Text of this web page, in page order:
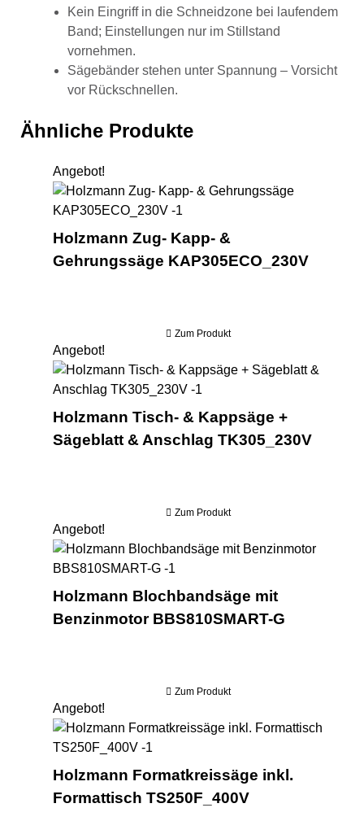
Kein Eingriff in die Schneidzone bei laufendem
Band; Einstellungen nur im Stillstand
vornehmen.
Sägebänder stehen unter Spannung – Vorsicht
vor Rückschnellen.
Ähnliche Produkte
Angebot!
Holzmann Zug- Kapp- &
Gehrungssäge KAP305ECO_230V
Zum Produkt
Angebot!
Holzmann Tisch- & Kappsäge +
Sägeblatt & Anschlag TK305_230V
Zum Produkt
Angebot!
Holzmann Blochbandsäge mit
Benzinmotor BBS810SMART-G
Zum Produkt
Angebot!
Holzmann Formatkreissäge inkl.
Formattisch TS250F_400V